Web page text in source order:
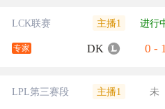
LCK联赛 主播1 进行
专家 DK 0 - 1
LPL第三赛段 主播1 未